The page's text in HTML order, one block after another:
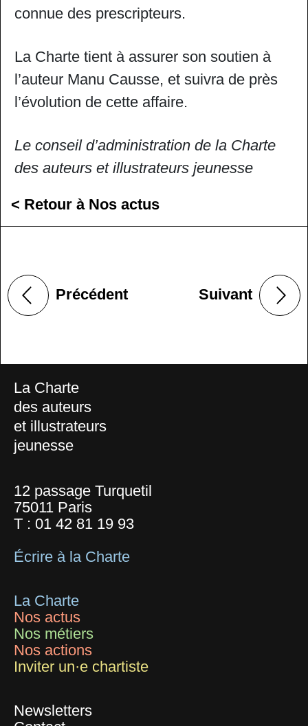
connue des prescripteurs.
La Charte tient à assurer son soutien à
l’auteur Manu Causse, et suivra de près
l’évolution de cette affaire.
Le conseil d’administration de la Charte
des auteurs et illustrateurs jeunesse
< Retour à Nos actus
Précédent Suivant
La Charte
des auteurs
et illustrateurs
jeunesse
12 passage Turquetil
75011 Paris
T : 01 42 81 19 93
Écrire à la Charte
La Charte
Nos actus
Nos métiers
Nos actions
Inviter un·e chartiste
Newsletters